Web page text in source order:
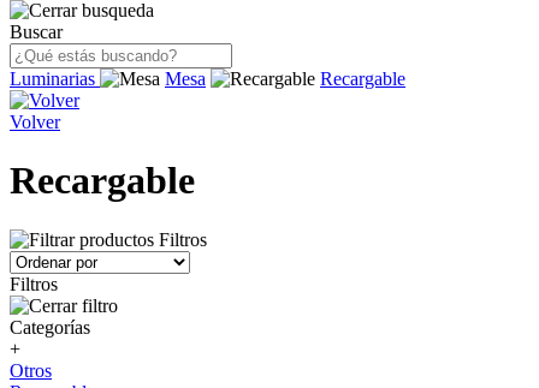
Buscar
Luminarias Mesa Recargable
Volver
Recargable
Filtros
Filtros
Categorías
+
Otros